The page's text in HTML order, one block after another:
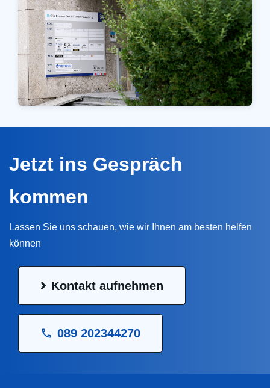
Jetzt ins Gespräch
kommen
Lassen Sie uns schauen, wie wir Ihnen am besten helfen
können
Kontakt aufnehmen
089 202344270